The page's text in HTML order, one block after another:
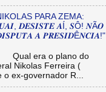
PARA ZEMA:
𝑫𝑬𝑺𝑰𝑺𝑻𝑬 𝑨Í, 𝑺Ô! 𝑵Ã𝑶
𝑨 𝑷𝑹𝑬𝑺𝑰𝑫Ê𝑵𝑪𝑰𝑨!"
Qual era o plano do
Nikolas Ferreira (
o ex-governador R...